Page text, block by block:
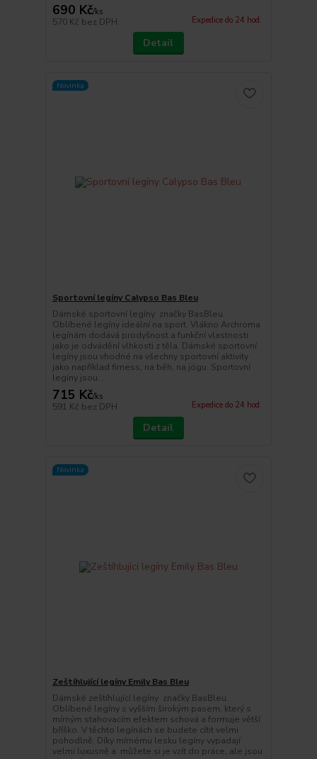
690 Kč/ks
570 Kč bez DPH Expedice do 24 hod.
Detail
Novinka
Sportovní legíny Calypso Bas Bleu
Dámské sportovní legíny značky BasBleu.
Oblíbené legíny ideální na sport. Vlákno Archroma
legínám dodává prodyšnost a funkční vlastnosti
jako je odvádění vlhkosti z těla. Dámské sportovní
legíny jsou vhodné na všechny sportovní aktivity
jako například firness, na běh, na jógu. Sportovní
legíny jsou...
715 Kč/ks
591 Kč bez DPH Expedice do 24 hod.
Detail
Novinka
Zeštíhlující legíny Emily Bas Bleu
Dámské zeštíhlující legíny značky BasBleu.
Oblíbené legíny s vyšším širokým pasem, který s
mírným stahovacím efektem schová a formuje větší
bříško. V těchto legínách se budete cítit velmi
pohodlně. Díky mírnému lesku legíny vypadají
velmi luxusně a můžete si je vzít do práce, ale jsou